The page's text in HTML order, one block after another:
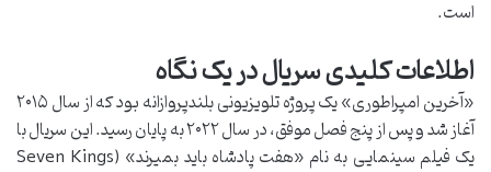
است.
اطلاعات کلیدی سریال در یک نگاه
«آخرین امپراطوری» یک پروژه تلویزیونی بلندپروازانه بود که از سال ۲۰۱۵
آغاز شد و پس از پنج فصل موفق، در سال ۲۰۲۲ به پایان رسید. این سریال با
یک فیلم سینمایی به نام «هفت پادشاه باید بمیرند» (Seven Kings